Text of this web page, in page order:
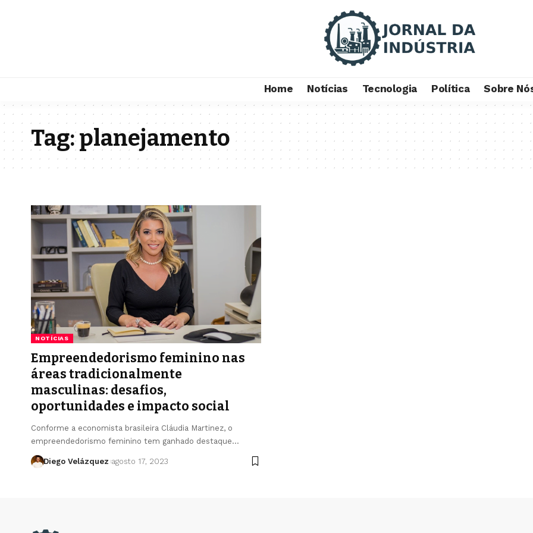
Home Notícias Tecnologia Política Sobre
Tag:planejamento
NOTÍCIAS
Empreendedorismo feminino nas
áreas tradicionalmente
masculinas: desafios,
oportunidades e impacto social
Conforme a economista brasileira Cláudia Martinez, o
empreendedorismo feminino tem ganhado destaque…
Diego Velázquez agosto 17, 2023